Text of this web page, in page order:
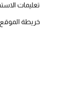
تعليمات
خريطة الموقع